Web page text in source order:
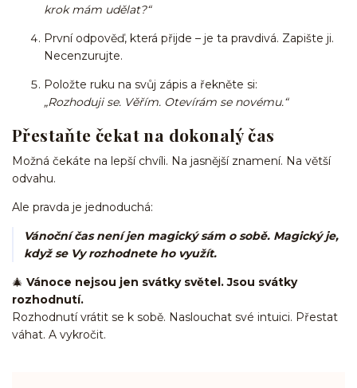
krok mám udělat?“
První odpověď, která přijde – je ta pravdivá. Zapište ji.
Necenzurujte.
Položte ruku na svůj zápis a řekněte si:
„Rozhoduji se. Věřím. Otevírám se novému.“
Přestaňte čekat na dokonalý čas
Možná čekáte na lepší chvíli. Na jasnější znamení. Na větší
odvahu.
Ale pravda je jednoduchá:
Vánoční čas není jen magický sám o sobě. Magický je,
když se Vy rozhodnete ho využít.
🎄 Vánoce nejsou jen svátky světel. Jsou svátky
rozhodnutí.
Rozhodnutí vrátit se k sobě. Naslouchat své intuici. Přestat
váhat. A vykročit.